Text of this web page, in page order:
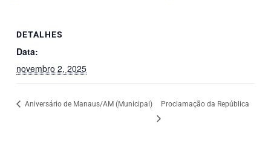
DETALHES
Data:
novembro 2, 2025
Aniversário de Manaus/AM (Municipal) Proclamação da República